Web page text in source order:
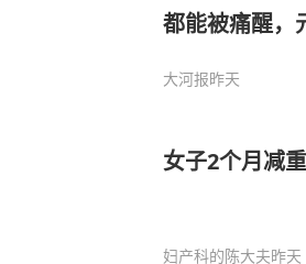
都能被痛醒，
大河报昨天
女子2个月减
妇产科的陈大夫昨天